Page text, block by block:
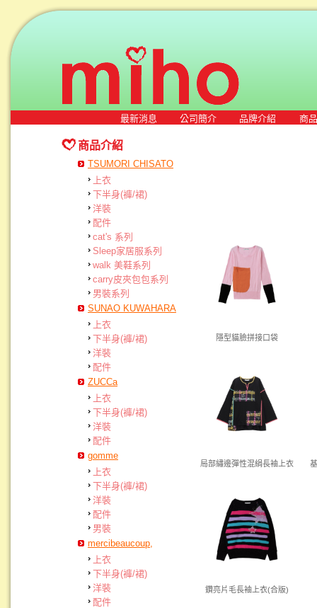
最新消息 公司簡介 品牌介紹 商
商品介紹
TSUMORI CHISATO
上衣
下半身(褲/裙)
洋裝
配件
cat's 系列
Sleep家居服系列
walk 美鞋系列
carry皮夾包包系列
男裝系列
SUNAO KUWAHARA
上衣
下半身(褲/裙)
洋裝
配件
ZUCCa
上衣
下半身(褲/裙)
洋裝
配件
gomme
上衣
下半身(褲/裙)
洋裝
配件
男裝
mercibeaucoup,
上衣
下半身(褲/裙)
洋裝
配件
隱型貓臉拼接口袋
局部繡邊彈性混絹長袖上衣
鑽亮片毛長袖上衣(合版)